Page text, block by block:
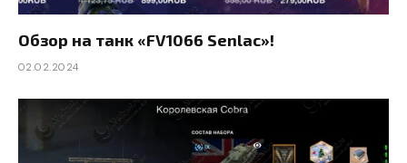
Обзор на танк «FV1066 Senlac»!
02.02.2024